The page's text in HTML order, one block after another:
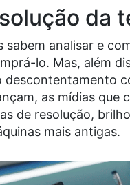
da
sabem analisar e
lo. Mas, além
descontentamento
as mídias que
de resolução,
mais antigas.